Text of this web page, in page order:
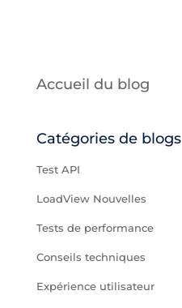
Accueil du blog
Catégories de blogs
Test API
LoadView Nouvelles
Tests de performance
Conseils techniques
Expérience utilisateur